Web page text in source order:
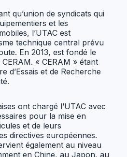
qu’union de syndicats qui
et les
l’UTAC est
technique central prévu
En 2013, est fondé le
« CERAM » étant
d’Essais et de Recherche
ont chargé l’UTAC avec
pour la mise en
et de leurs
directives européennes.
également au niveau
en Chine, au Japon, au